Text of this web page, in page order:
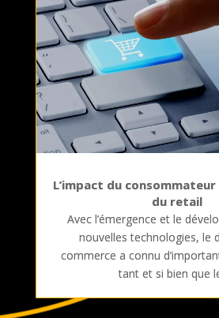
L’impact du
du retail
Avec l’émergence et le
nouvelles technologies, le
commerce a connu
tant et si bien que